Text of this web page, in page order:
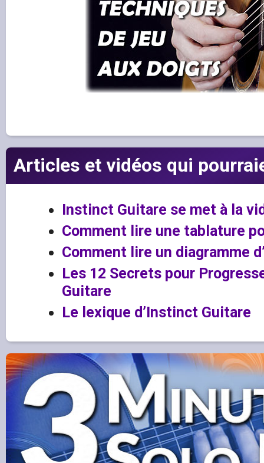
Articles et vidéos qui
Instinct Guitare se met à la
Comment lire une tablature
Comment lire un diagramme
Les 12 Secrets pour
Guitare
Le lexique d’Instinct Guitare